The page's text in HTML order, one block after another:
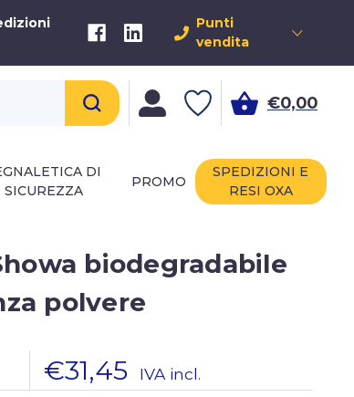
Punti
vendita
€0,00
DI
SICUREZZA
PROMO
SPEDIZIONI E
RESI OXA
biodegradabile
polvere
€31,45 IVA incl.